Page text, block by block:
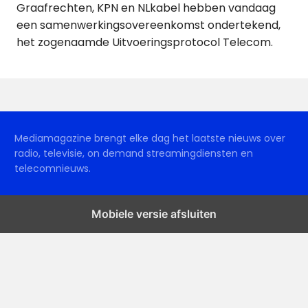
Graafrechten, KPN en NLkabel hebben vandaag
een samenwerkingsovereenkomst ondertekend,
het zogenaamde Uitvoeringsprotocol Telecom.
Mediamagazine brengt elke dag het laatste nieuws over
radio, televisie, on demand streamingdiensten en
telecomnieuws.
Mobiele versie afsluiten